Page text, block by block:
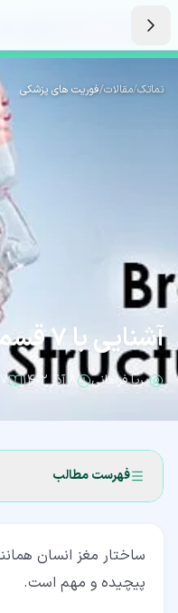
نماتک/مقالات/فوریت های پزشکی
آشنایی با 7 قسمت اصلی مغز انسان
پریا فراهانی ۷ دقیقه مطالعه
فهرست مطالب
ساختار مغز انسان
پیچیده و مهم است.